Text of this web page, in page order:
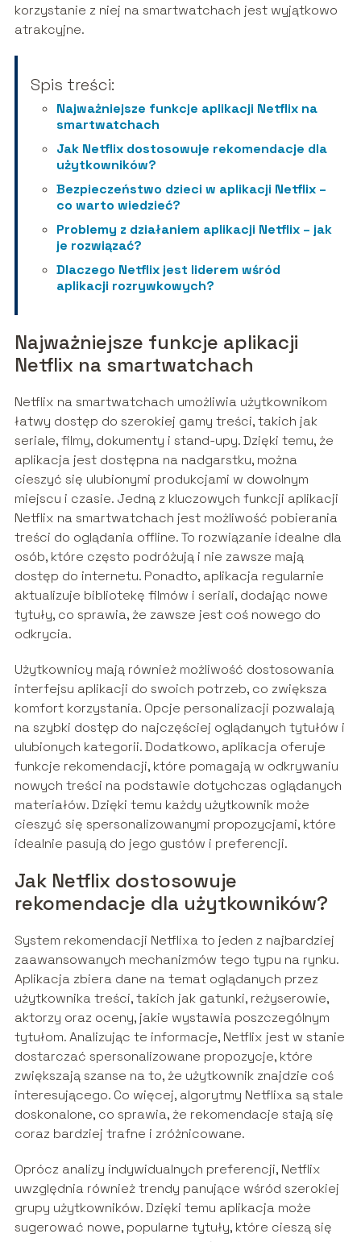
korzystanie z niej na smartwatchach jest wyjątkowo
atrakcyjne.
Spis treści:
Najważniejsze funkcje aplikacji Netflix na
smartwatchach
Jak Netflix dostosowuje rekomendacje dla
użytkowników?
Bezpieczeństwo dzieci w aplikacji Netflix –
co warto wiedzieć?
Problemy z działaniem aplikacji Netflix – jak
je rozwiązać?
Dlaczego Netflix jest liderem wśród
aplikacji rozrywkowych?
Najważniejsze funkcje aplikacji
Netflix na smartwatchach
Netflix na smartwatchach umożliwia użytkownikom
łatwy dostęp do szerokiej gamy treści, takich jak
seriale, filmy, dokumenty i stand-upy. Dzięki temu, że
aplikacja jest dostępna na nadgarstku, można
cieszyć się ulubionymi produkcjami w dowolnym
miejscu i czasie. Jedną z kluczowych funkcji aplikacji
Netflix na smartwatchach jest możliwość pobierania
treści do oglądania offline. To rozwiązanie idealne dla
osób, które często podróżują i nie zawsze mają
dostęp do internetu. Ponadto, aplikacja regularnie
aktualizuje bibliotekę filmów i seriali, dodając nowe
tytuły, co sprawia, że zawsze jest coś nowego do
odkrycia.
Użytkownicy mają również możliwość dostosowania
interfejsu aplikacji do swoich potrzeb, co zwiększa
komfort korzystania. Opcje personalizacji pozwalają
na szybki dostęp do najczęściej oglądanych tytułów i
ulubionych kategorii. Dodatkowo, aplikacja oferuje
funkcje rekomendacji, które pomagają w odkrywaniu
nowych treści na podstawie dotychczas oglądanych
materiałów. Dzięki temu każdy użytkownik może
cieszyć się spersonalizowanymi propozycjami, które
idealnie pasują do jego gustów i preferencji.
Jak Netflix dostosowuje
rekomendacje dla użytkowników?
System rekomendacji Netflixa to jeden z najbardziej
zaawansowanych mechanizmów tego typu na rynku.
Aplikacja zbiera dane na temat oglądanych przez
użytkownika treści, takich jak gatunki, reżyserowie,
aktorzy oraz oceny, jakie wystawia poszczególnym
tytułom. Analizując te informacje, Netflix jest w stanie
dostarczać spersonalizowane propozycje, które
zwiększają szanse na to, że użytkownik znajdzie coś
interesującego. Co więcej, algorytmy Netflixa są stale
doskonalone, co sprawia, że rekomendacje stają się
coraz bardziej trafne i zróżnicowane.
Oprócz analizy indywidualnych preferencji, Netflix
uwzględnia również trendy panujące wśród szerokiej
grupy użytkowników. Dzięki temu aplikacja może
sugerować nowe, popularne tytuły, które cieszą się